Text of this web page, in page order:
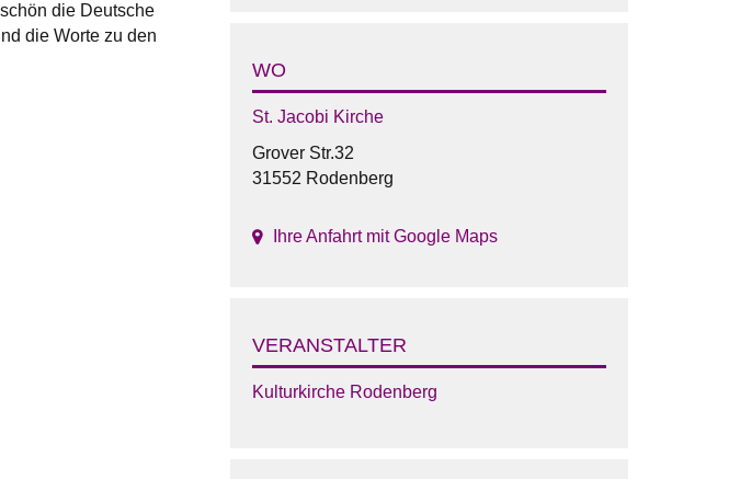
die Deutsche
die Worte zu den
WO
St. Jacobi Kirche
Grover Str.32
31552 Rodenberg
Ihre Anfahrt mit Google Maps
VERANSTALTER
Kulturkirche Rodenberg